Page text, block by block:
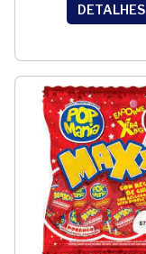
DETALHES